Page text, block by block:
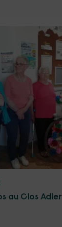
au Clos Adler